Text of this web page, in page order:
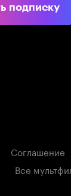
подписку
Соглашение
Все